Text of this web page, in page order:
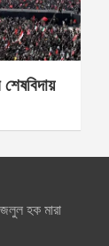
হক মারা